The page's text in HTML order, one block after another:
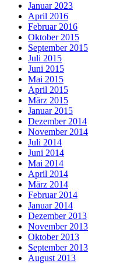
Januar 2023
April 2016
Februar 2016
Oktober 2015
September 2015
Juli 2015
Juni 2015
Mai 2015
April 2015
März 2015
Januar 2015
Dezember 2014
November 2014
Juli 2014
Juni 2014
Mai 2014
April 2014
März 2014
Februar 2014
Januar 2014
Dezember 2013
November 2013
Oktober 2013
September 2013
August 2013